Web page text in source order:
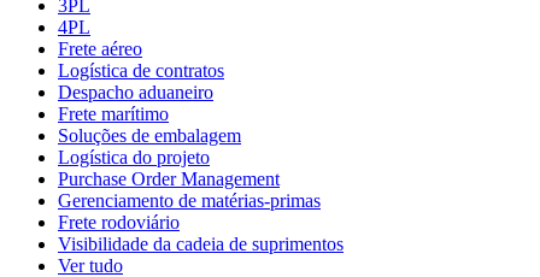
3PL
4PL
Frete aéreo
Logística de contratos
Despacho aduaneiro
Frete marítimo
Soluções de embalagem
Logística do projeto
Purchase Order Management
Gerenciamento de matérias-primas
Frete rodoviário
Visibilidade da cadeia de suprimentos
Ver tudo